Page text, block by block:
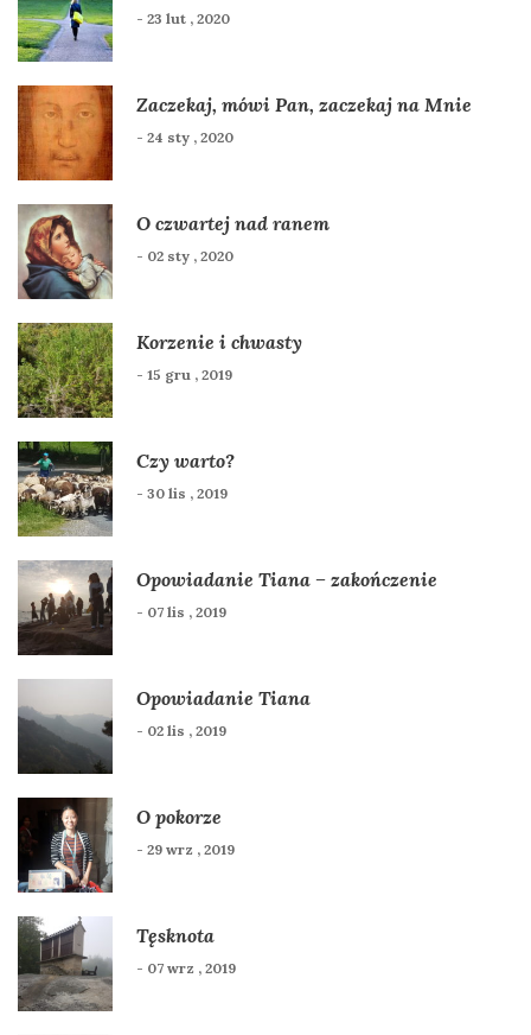
- 23 lut , 2020
Zaczekaj, mówi Pan, zaczekaj na Mnie
- 24 sty , 2020
O czwartej nad ranem
- 02 sty , 2020
Korzenie i chwasty
- 15 gru , 2019
Czy warto?
- 30 lis , 2019
Opowiadanie Tiana – zakończenie
- 07 lis , 2019
Opowiadanie Tiana
- 02 lis , 2019
O pokorze
- 29 wrz , 2019
Tęsknota
- 07 wrz , 2019